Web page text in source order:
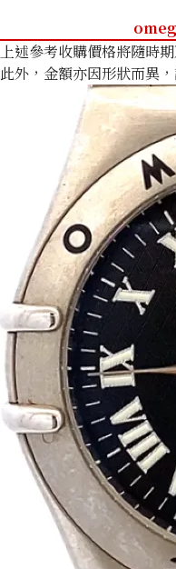
上述參考收購價格將隨時
此外，金額亦因形狀而異